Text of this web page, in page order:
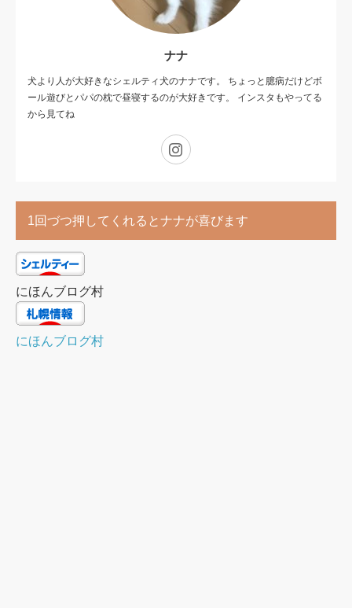
ナナ
犬より人が大好きなシェルティ犬のナナです。 ちょっと臆病だけどボ
ール遊びとパパの枕で昼寝するのが大好きです。 インスタもやってる
から見てね
1回づつ押してくれるとナナが喜びます
にほんブログ村
にほんブログ村